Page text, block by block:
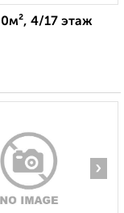
4/17 этаж
›